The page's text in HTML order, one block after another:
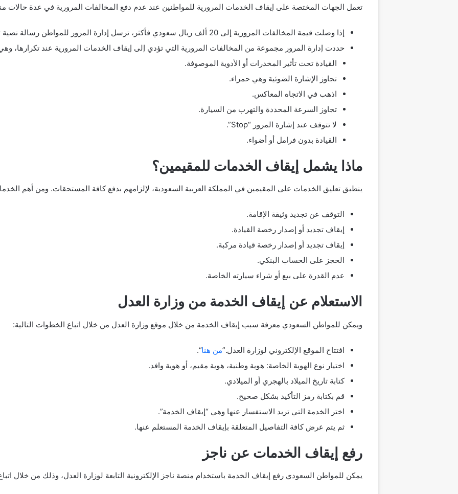
تعمل الجهات المختصة على إيقاف الخدمات المرورية للمواطنين عند عدم دفع المخالفات المرورية في عدة حالات
إذا وصلت قيمة المخالفات المرورية إلى 20 ألف ريال سعودي فأكثر، ترسل إدارة المرور للمواطن رسالة نصية تفيد بضرورة دفع المخالفة.
حددت إدارة المرور مجموعة من المخالفات المرورية التي تؤدي إلى إيقاف الخدمات المرورية عند تكرارها،
القيادة تحت تأثير المخدرات أو الأدوية الموصوفة.
تجاوز الإشارة الضوئية وهي حمراء.
اذهب في الاتجاه المعاكس.
تجاوز السرعة المحددة والتهرب من السيارة.
لا تتوقف عند إشارة المرور “Stop”.
القيادة بدون فرامل أو أضواء.
ماذا يشمل إيقاف الخدمات للمقيمين؟
ينطبق تعليق الخدمات على المقيمين في المملكة العربية السعودية، لإلزامهم بدفع كافة المستحقات. ومن أهم
التوقف عن تجديد وثيقة الإقامة.
إيقاف تجديد أو إصدار رخصة القيادة.
إيقاف تجديد أو إصدار رخصة قيادة مركبة.
الحجز على الحساب البنكي.
عدم القدرة على بيع أو شراء سيارته الخاصة.
الاستعلام عن إيقاف الخدمة من وزارة العدل
ويمكن للمواطن السعودي معرفة سبب إيقاف الخدمة من خلال موقع وزارة العدل من خلال اتباع الخطوات التالية:
افتتاح الموقع الإلكتروني لوزارة العدل.”من هنا“.
اختيار نوع الهوية الخاصة: هوية وطنية، هوية مقيم، أو هوية وافد.
كتابة تاريخ الميلاد بالهجري أو الميلادي.
قم بكتابة رمز التأكيد بشكل صحيح.
اختر الخدمة التي تريد الاستفسار عنها وهي “إيقاف الخدمة”.
ثم يتم عرض كافة التفاصيل المتعلقة بإيقاف الخدمة المستعلم عنها.
رفع إيقاف الخدمات عن ناجز
يمكن للمواطن السعودي رفع إيقاف الخدمة باستخدام منصة ناجز الإلكترونية التابعة لوزارة العدل، وذلك من خلال